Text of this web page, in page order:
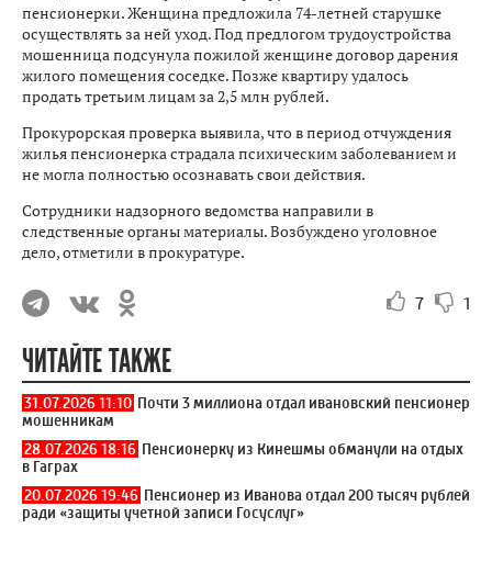
пенсионерки. Женщина предложила 74-летней старушке
осуществлять за ней уход. Под предлогом трудоустройства
мошенница подсунула пожилой женщине договор дарения
жилого помещения соседке. Позже квартиру удалось
продать третьим лицам за 2,5 млн рублей.
Прокурорская проверка выявила, что в период отчуждения
жилья пенсионерка страдала психическим заболеванием и
не могла полностью осознавать свои действия.
Сотрудники надзорного ведомства направили в
следственные органы материалы. Возбуждено уголовное
дело, отметили в прокуратуре.
7 1
ЧИТАЙТЕ ТАКЖЕ
31.07.2026 11:10 Почти 3 миллиона отдал ивановский пенсионер
мошенникам
28.07.2026 18:16 Пенсионерку из Кинешмы обманули на отдых
в Гаграх
20.07.2026 19:46 Пенсионер из Иванова отдал 200 тысяч рублей
ради «защиты учетной записи Госуслуг»